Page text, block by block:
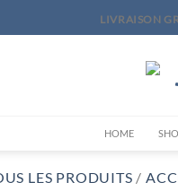
LIVRAISON
HOME
LES PRODUITS /